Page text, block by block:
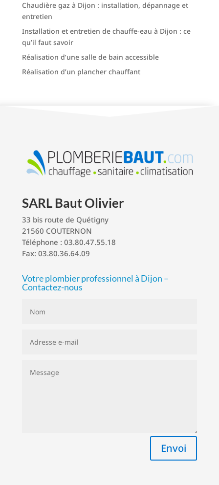
Chaudière gaz à Dijon : installation, dépannage et
entretien
Installation et entretien de chauffe-eau à Dijon : ce
qu’il faut savoir
Réalisation d’une salle de bain accessible
Réalisation d’un plancher chauffant
SARL Baut Olivier
33 bis route de Quétigny
21560 COUTERNON
Téléphone : 03.80.47.55.18
Fax: 03.80.36.64.09
Votre plombier professionnel à Dijon –
Contactez-nous
Envoi